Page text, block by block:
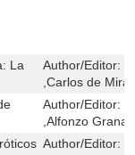
La
Author/Editor:
,Carlos de
Author/Editor:
,Alfonzo
Author/Editor: